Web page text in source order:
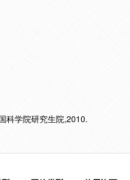
科学院研究生院,2010.